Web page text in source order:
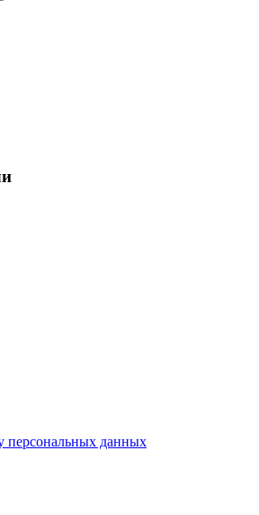
персональных данных